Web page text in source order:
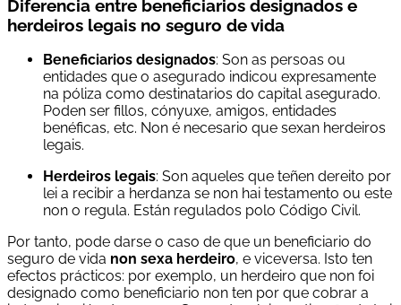
Diferencia entre beneficiarios designados e
herdeiros legais no seguro de vida
Beneficiarios designados: Son as persoas ou
entidades que o asegurado indicou expresamente
na póliza como destinatarios do capital asegurado.
Poden ser fillos, cónyuxe, amigos, entidades
benéficas, etc. Non é necesario que sexan herdeiros
legais.
Herdeiros legais: Son aqueles que teñen dereito por
lei a recibir a herdanza se non hai testamento ou este
non o regula. Están regulados polo Código Civil.
Por tanto, pode darse o caso de que un beneficiario do
seguro de vida non sexa herdeiro, e viceversa. Isto ten
efectos prácticos: por exemplo, un herdeiro que non foi
designado como beneficiario non ten por que cobrar a